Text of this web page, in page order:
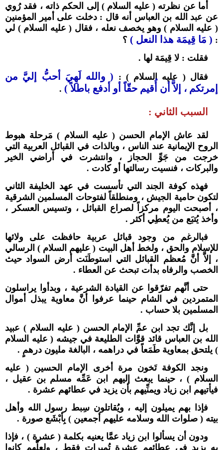
أما عن نظرته ( عليه السلام ) إلى الحكم ذاته ، فقد رُوي
عن عبد الله بن العباس أنه قال : دخلت على أمير المؤمنين
( عليه السلام ) وهو يخصف نعله ، فقال ( عليه السلام ) لي
: ( مَا قِيمَة هذا النعل ) ؟
فقلت : لا قِيمَة لها .
فقال ( عليه السلام ) : ( والله لَهِيَ أحبُّ إليَّ من
إمرتكم ، إلاَّ أن أُقيم حقّاً أو أدفع باطلاً ) .
السبب الثاني :
لقد عاش الإمام الحسن ( عليه السلام ) مَرحلة هبوط
الروح الإيمانية عند الناس ، وبالذات في القبائل العربية التي
خرجت من جَوِّ الحجاز ، وانتشرت في أراضي الخير
والبركات ، فنسيت رسالتها أو كادت .
فهذه كوفة الجند التي تأسست في عهد الخليفة الثاني
لتكون حامية الجيش ، ومنطلقاً لفتوحات المسلمين الشرقية
، أصبحت اليوم مركزاً لصراع القبائل ، وتسيس العسكر ،
وأخذ يُتبَع من يُعطِي أكثر .
فبالرغم من وجود قبائل عربية حافظت على ولائها
للإسلام والحق ، ولخط أهل البيت ( عليهم السلام ) الرسالي
، إلاَّ أنَّ مُعظم القبائل التي استوطَنَت أرض السواد حيث
الخصب والرفاه بدأت تبحث عن العطاء .
حتى أنَّهم تفرّقوا عن القيادة الشرعية ، وبدأوا يراسلون
المتمردين في الشام حينما عرفوا أنَّ معاوية يبذل أموال
المسلمين بلا حساب .
بل إنَّك تجد ابن عمِّ الإمام الحسن ( عليه السلام ) عبيد
الله بن العباس قائد قوَّات الطليعة في جيشه ( عليه السلام
) يلتحق بمعاوية طَمَعاً في دراهمه ، البالغة مليون درهمٍ .
ونجد الكوفة تَخون مرة أخرى الإمام الحسين ( عليه
السلام ) ، حينما يبعث إليهم ابن عَمِّه مسلم بن عقيل ،
فيأتيهم ابن زياد ويمنِّيهم بأن يزيد في عطائهم عشرة .
فإذا بهم يميلون إليه ، ويُقاتلون سِبط رسول الله وأهل
بيته ( صلوات الله وسلامه عليهم أجمعين ) بِأبْشَع صورة .
ودون أن يسألوا ابن زياد عمَّا يعنيه بكلمة ( عشرة ) ، فإذا
به يزيد في عطائهم عشرة تُميرات فقط ، ولعلَّهم كانوا